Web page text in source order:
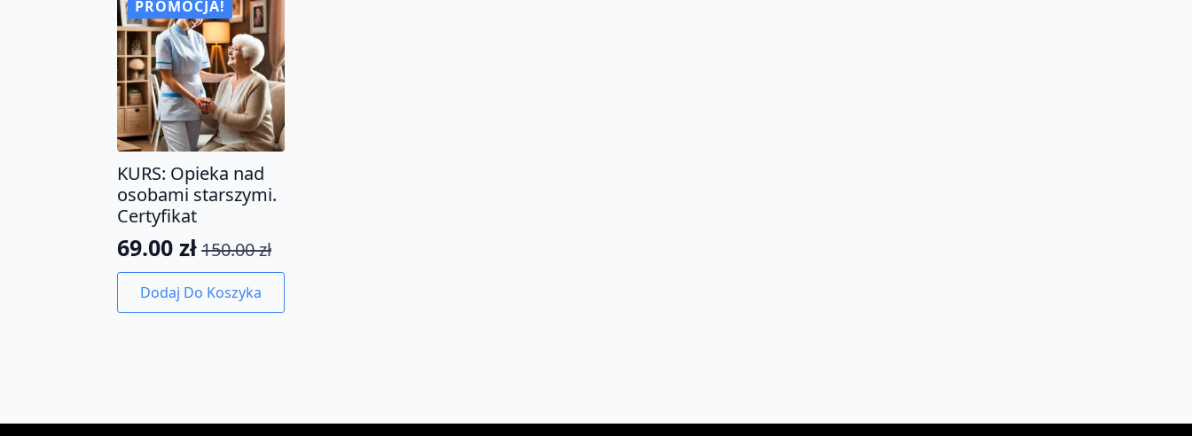
PROMOCJA!
KURS: Opieka nad
osobami starszymi.
Certyfikat
150.00zł
Pierwotna
cena
wynosiła:
69.00 zł
Aktualna
cena
wynosi:
Dodaj Do Koszyka